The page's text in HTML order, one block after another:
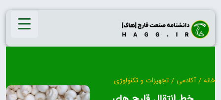
Skip
content
خانه / آکادمی / تجهیزات و تکنولوژی